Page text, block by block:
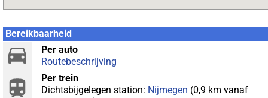
Bereikbaarheid
Per auto
Routebeschrijving
Per trein
Dichtsbijgelegen station: Nijmegen (0,9 km vanaf